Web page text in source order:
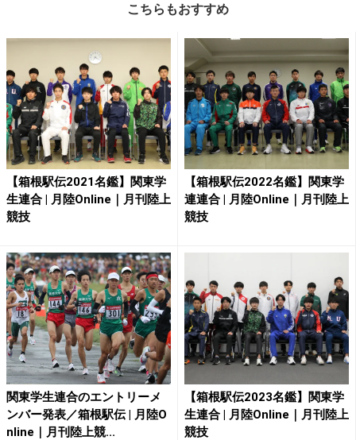
こちらもおすすめ
【箱根駅伝2021名鑑】関東学
生連合 | 月陸Online｜月刊陸上
競技
【箱根駅伝2022名鑑】関東学
連連合 | 月陸Online｜月刊陸上
競技
関東学生連合のエントリーメ
ンバー発表／箱根駅伝 | 月陸O
nline｜月刊陸上競...
【箱根駅伝2023名鑑】関東学
生連合 | 月陸Online｜月刊陸上
競技